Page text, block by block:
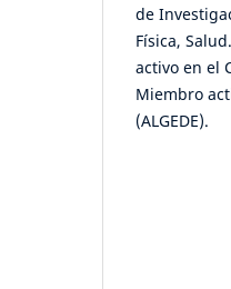
de
Física,
activo en el
Miembro
(ALGEDE).